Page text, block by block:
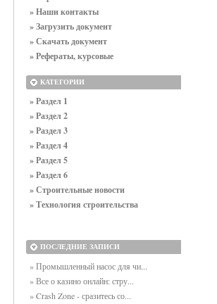
» Наши контакты
» Загрузить документ
» Скачать документ
» Рефераты, курсовые
КАТЕГОРИИ
» Раздел 1
» Раздел 2
» Раздел 3
» Раздел 4
» Раздел 5
» Раздел 6
» Строительные новости
» Технология строительства
ПОСЛЕДНИЕ ЗАПИСИ
» Промышленный насос для чи...
» Все о казино онлайн: стру...
» Crash Zone - сразитесь со...